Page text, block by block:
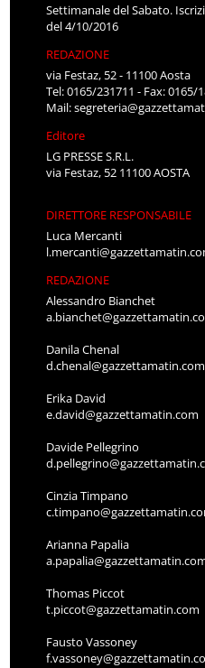
Settimanale del Sabato.
del 4/10/2016
REDAZIONE
via Festaz, 52 - 11100 Aosta
Tel: 0165/231711 - Fax: 0165/
Mail:
Editore
LG PRESSE S.R.L.
via Festaz, 52 11100 AOSTA
DIRETTORE RESPONSABILE
Luca Mercanti
REDAZIONE
Alessandro Bianchet
Danila Chenal
d.chenal@gazzettamatin.com
Erika David
e.david@gazzettamatin.com
Davide Pellegrino
Cinzia Timpano
Arianna Papalia
Thomas Piccot
t.piccot@gazzettamatin.com
Fausto Vassoney